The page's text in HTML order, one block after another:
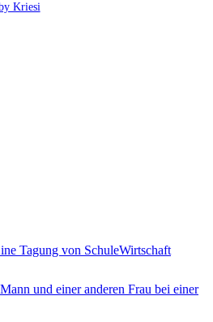
Kriesi
Tagung von SchuleWirtschaft